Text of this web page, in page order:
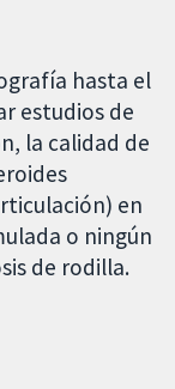
hasta el
estudios de
la calidad de
en
o ningún
de rodilla.